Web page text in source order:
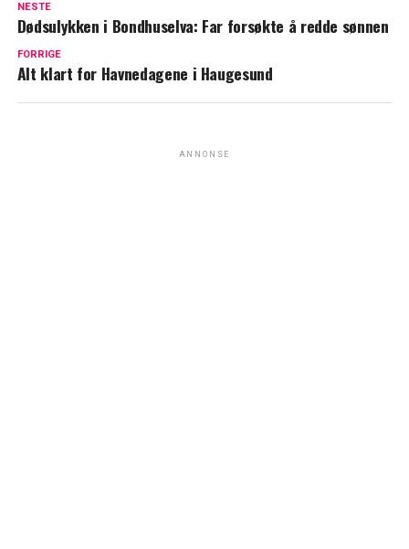
NESTE
Dødsulykken i Bondhuselva: Far forsøkte å redde sønnen
FORRIGE
Alt klart for Havnedagene i Haugesund
ANNONSE